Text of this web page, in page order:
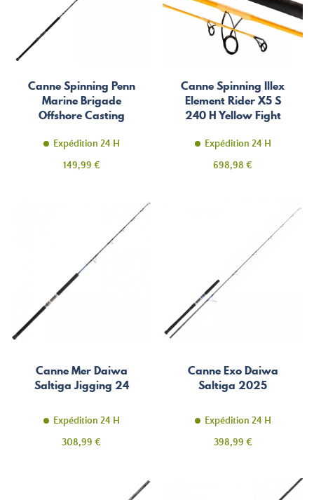
Canne Spinning Penn
Marine Brigade
Offshore Casting
Expédition 24 H
Prix
149,99 €
Canne Spinning Illex
Element Rider X5 S
240 H Yellow Fight
Expédition 24 H
Prix
698,98 €
Canne Mer Daiwa
Saltiga Jigging 24
Expédition 24 H
Prix
308,99 €
Canne Exo Daiwa
Saltiga 2025
Expédition 24 H
Prix
398,99 €